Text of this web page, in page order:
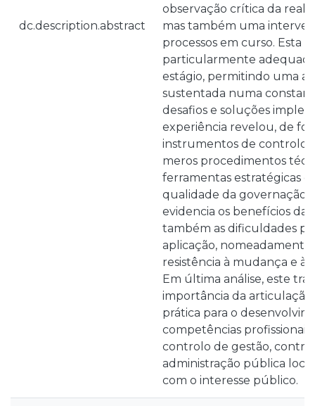
dc.description.abstract
observação crítica da
mas também uma
processos em curso. Esta
particularmente
estágio, permitindo uma
sustentada numa
desafios e soluções
experiência revelou, de
instrumentos de controlo
meros procedimentos
ferramentas estratégicas
qualidade da governação
evidencia os benefícios da
também as dificuldades
aplicação,
resistência à mudança e à
Em última análise, este
importância da articulação
prática para o
competências
controlo de gestão,
administração pública
com o interesse público.